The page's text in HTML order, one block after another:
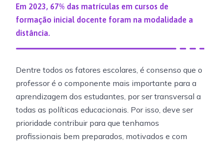
Em 2023, 67% das matrículas em cursos de
formação inicial docente foram na modalidade a
distância.
Dentre todos os fatores escolares, é consenso que o
professor é o componente mais importante para a
aprendizagem dos estudantes, por ser transversal a
todas as políticas educacionais. Por isso, deve ser
prioridade contribuir para que tenhamos
profissionais bem preparados, motivados e com